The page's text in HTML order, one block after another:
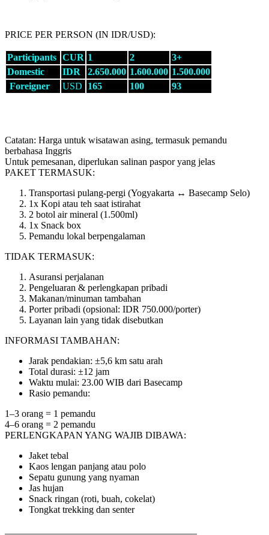
PRICE PER PERSON (IN IDR/USD):
Participants CUR 1 2
3+
Domestic
IDR 2.650.000 1.600.000 1.500.000
Foreigner
USD 165 100 93
Catatan: Harga untuk wisatawan asing, termasuk pemandu
berbahasa Inggris
Untuk pemesanan, diperlukan salinan paspor yang jelas
PAKET TERMASUK:
Transportasi pulang-pergi (Yogyakarta ↔ Basecamp Selo)
1x Kopi atau teh saat istirahat
2 botol air mineral (1.500ml)
1x Snack box
Pemandu lokal berpengalaman
TIDAK TERMASUK:
Asuransi perjalanan
Pengeluaran & perlengkapan pribadi
Makanan/minuman tambahan
Porter pribadi (opsional: IDR 750.000/porter)
Layanan lain yang tidak disebutkan
INFORMASI TAMBAHAN:
Jarak pendakian: ±5,6 km satu arah
Total durasi: ±12 jam
Waktu mulai: 23.00 WIB dari Basecamp
Rasio pemandu:
1–3 orang = 1 pemandu
4–6 orang = 2 pemandu
PERLENGKAPAN YANG WAJIB DIBAWA:
Jaket tebal
Kaos lengan panjang atau polo
Sepatu gunung yang nyaman
Jas hujan
Snack ringan (roti, buah, cokelat)
Tongkat trekking dan senter